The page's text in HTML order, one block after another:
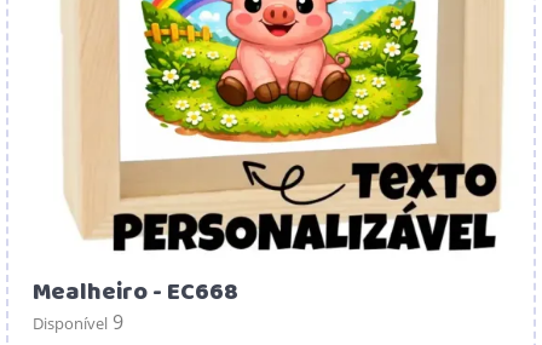
Mealheiro - EC668
Disponível 9